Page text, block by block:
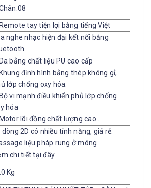
tay tiện lợi bằng tiếng Việt
nghe nhạc hiện đại kết nối bằng
bằng chất liệu PU cao cấp
định hình bằng thép không gỉ,
lớp chống oxy hóa.
vi mạnh điều khiển phủ lớp chống
hóa
lõi đồng chất lượng cao…
dòng 2D có nhiều tính năng, giá rẻ.
liệu pháp rung ở mông
chi tiết tại đây.
Kg